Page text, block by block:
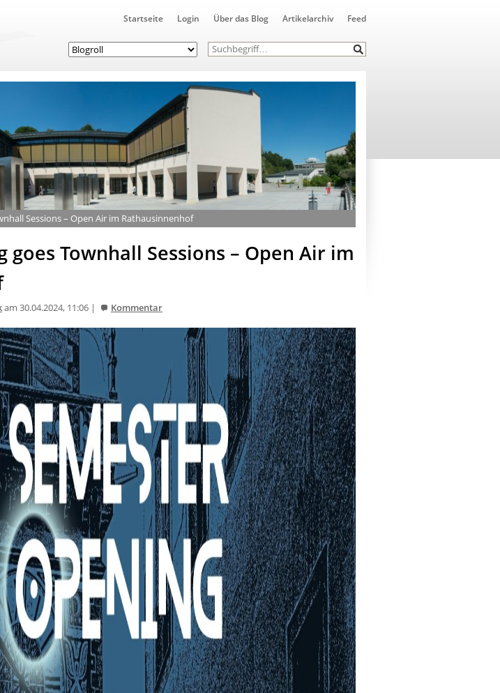
Startseite Login Über das Blog Artikelarchiv Feed
Sessions – Open Air im Rathausinnenhof
goes Townhall Sessions – Open Air im
am 30.04.2024, 11:06 | Kommentar